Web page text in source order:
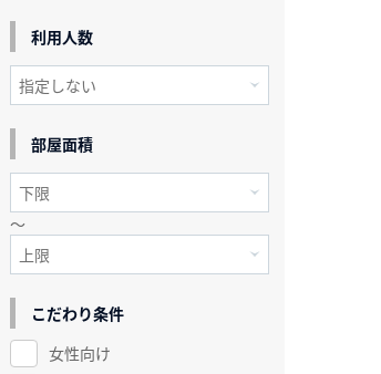
利用人数
部屋面積
～
こだわり条件
女性向け